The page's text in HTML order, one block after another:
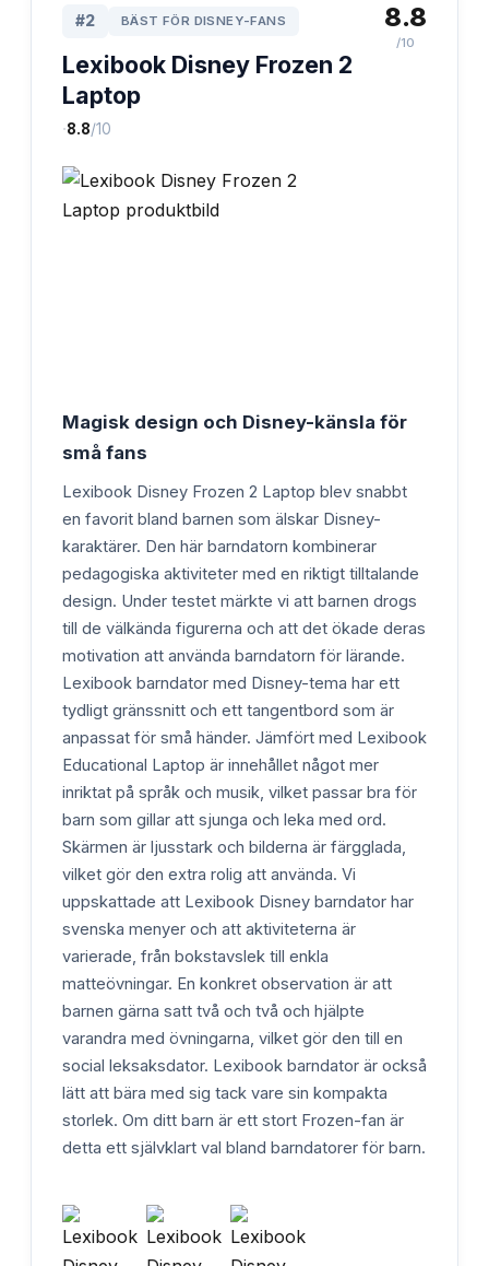
#2 BÄST FÖR DISNEY-FANS
Lexibook Disney Frozen 2
Laptop
·8.8/10
8.8
/10
Magisk design och Disney-känsla för
små fans
Lexibook Disney Frozen 2 Laptop blev snabbt
en favorit bland barnen som älskar Disney-
karaktärer. Den här barndatorn kombinerar
pedagogiska aktiviteter med en riktigt tilltalande
design. Under testet märkte vi att barnen drogs
till de välkända figurerna och att det ökade deras
motivation att använda barndatorn för lärande.
Lexibook barndator med Disney-tema har ett
tydligt gränssnitt och ett tangentbord som är
anpassat för små händer. Jämfört med Lexibook
Educational Laptop är innehållet något mer
inriktat på språk och musik, vilket passar bra för
barn som gillar att sjunga och leka med ord.
Skärmen är ljusstark och bilderna är färgglada,
vilket gör den extra rolig att använda. Vi
uppskattade att Lexibook Disney barndator har
svenska menyer och att aktiviteterna är
varierade, från bokstavslek till enkla
matteövningar. En konkret observation är att
barnen gärna satt två och två och hjälpte
varandra med övningarna, vilket gör den till en
social leksaksdator. Lexibook barndator är också
lätt att bära med sig tack vare sin kompakta
storlek. Om ditt barn är ett stort Frozen-fan är
detta ett självklart val bland barndatorer för barn.